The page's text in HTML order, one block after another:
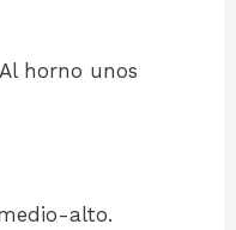
horno unos
alto.